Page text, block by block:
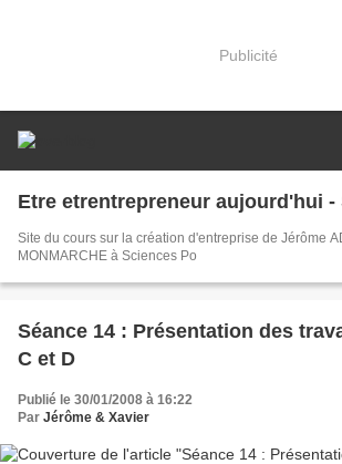
Publicité
Etre etrentrepreneur aujourd'hui -
Site du cours sur la création d'entreprise de Jérôme
MONMARCHE à Sciences Po
Séance 14 : Présentation des
C et D
Publié le 30/01/2008 à 16:22
Par Jérôme & Xavier